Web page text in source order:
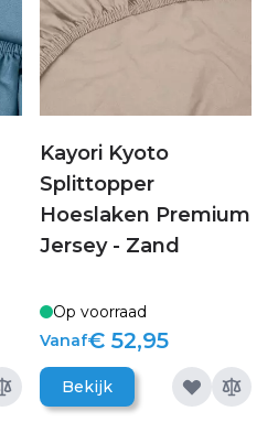
Kayori Kyoto
Splittopper
Hoeslaken Premium
Jersey - Zand
Op voorraad
Vanaf€ 52,95
Bekijk